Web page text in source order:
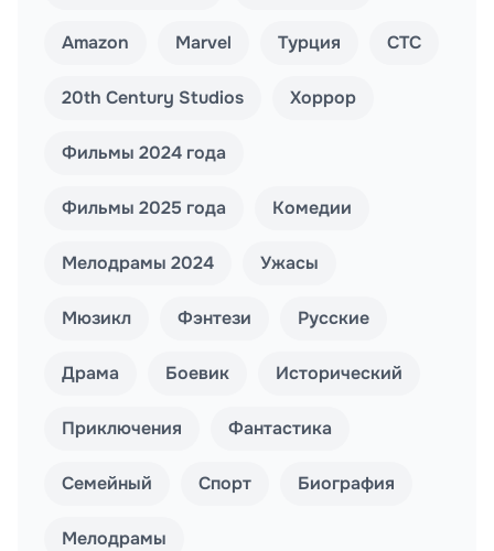
Amazon Marvel Турция СТС
20th Century Studios Хоррор
Фильмы 2024 года
Фильмы 2025 года Комедии
Мелодрамы 2024 Ужасы
Мюзикл Фэнтези Русские
Драма Боевик Исторический
Приключения Фантастика
Семейный Спорт Биография
Мелодрамы